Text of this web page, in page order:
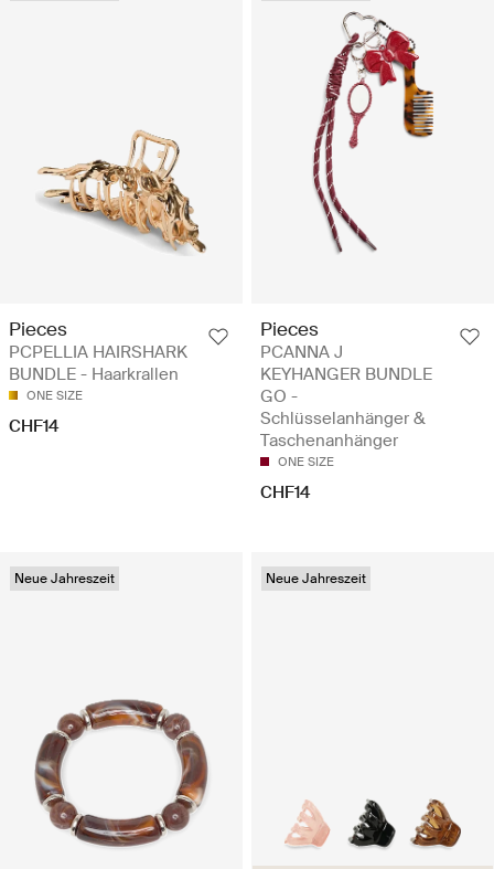
Pieces
PCPELLIA HAIRSHARK
BUNDLE - Haarkrallen
ONE SIZE
CHF14
Pieces
PCANNA J
KEYHANGER BUNDLE
GO -
Schlüsselanhänger &
Taschenanhänger
ONE SIZE
CHF14
Neue Jahreszeit Neue Jahreszeit